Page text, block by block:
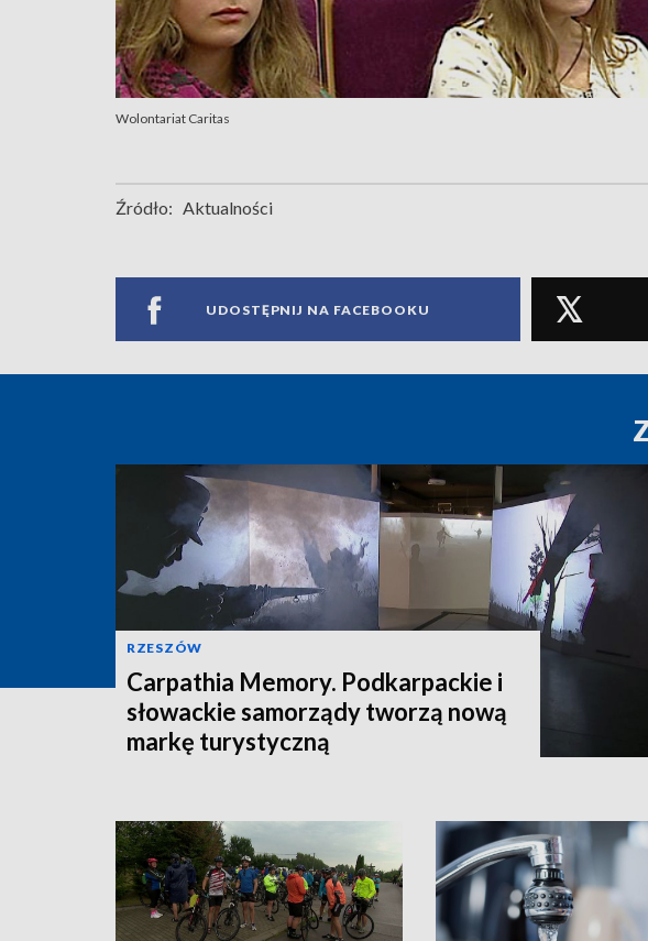
Wolontariat Caritas
Źródło: Aktualności
UDOSTĘPNIJ NA FACEBOOKU
RZESZÓW
Carpathia Memory. Podkarpackie i
słowackie samorządy tworzą nową
markę turystyczną